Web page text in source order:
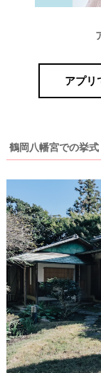
アプリ
鶴岡八幡宮での挙式
新
ド
記
事
を
c
h
e
c
ラ
ン
ラ
ン
キ
ン
グ
ラ
ン
レ
ポ
を
見
る